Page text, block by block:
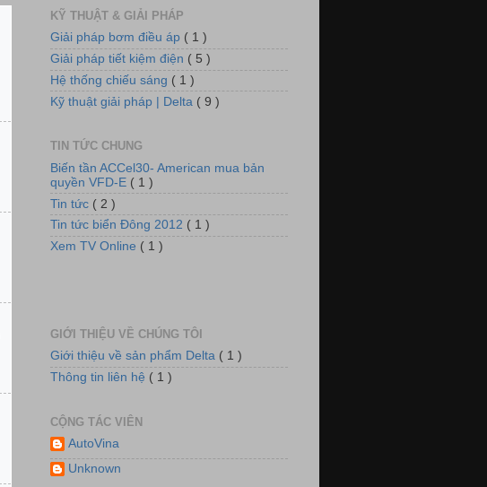
Bơm điều áp cho hệ thống làm mát
Hệ thống tủ động lực và chiếu sáng
KỸ THUẬT & GIẢI PHÁP
Giải pháp bơm điều áp ( 1 )
Giải pháp tiết kiệm điện ( 5 )
Hệ thống chiếu sáng ( 1 )
Kỹ thuật giải pháp | Delta ( 9 )
TIN TỨC CHUNG
Biến tần ACCel30- American mua bản
quyền VFD-E ( 1 )
Tin tức ( 2 )
Tin tức biển Đông 2012 ( 1 )
Xem TV Online ( 1 )
GIỚI THIỆU VỀ CHÚNG TÔI
Giới thiệu về sản phẩm Delta ( 1 )
Thông tin liên hệ ( 1 )
CỘNG TÁC VIÊN
AutoVina
Unknown